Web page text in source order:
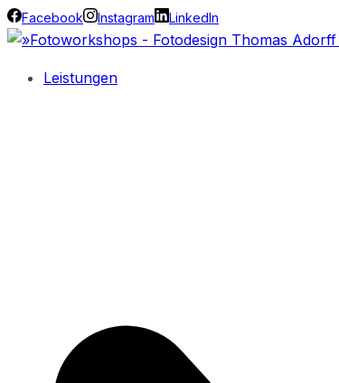
Facebook Instagram LinkedIn
Leistungen